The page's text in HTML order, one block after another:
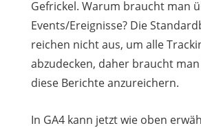
Gefrickel. Warum braucht man
Events/Ereignisse? Die
reichen nicht aus, um alle
abzudecken, daher braucht
diese Berichte anzureichern.
In GA4 kann jetzt wie oben